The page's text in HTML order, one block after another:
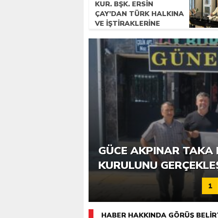
KUR. BŞK. ERSIN
ÇAY’DAN TÜRK HALKINA
VE İŞTIRAKLERINE
6. GÜCE TEKKEKÖY
KATILIMLA
GÜCE AKPINAR TAKA
KURULUNU
1
HABER HAKKINDA GÖRÜŞ